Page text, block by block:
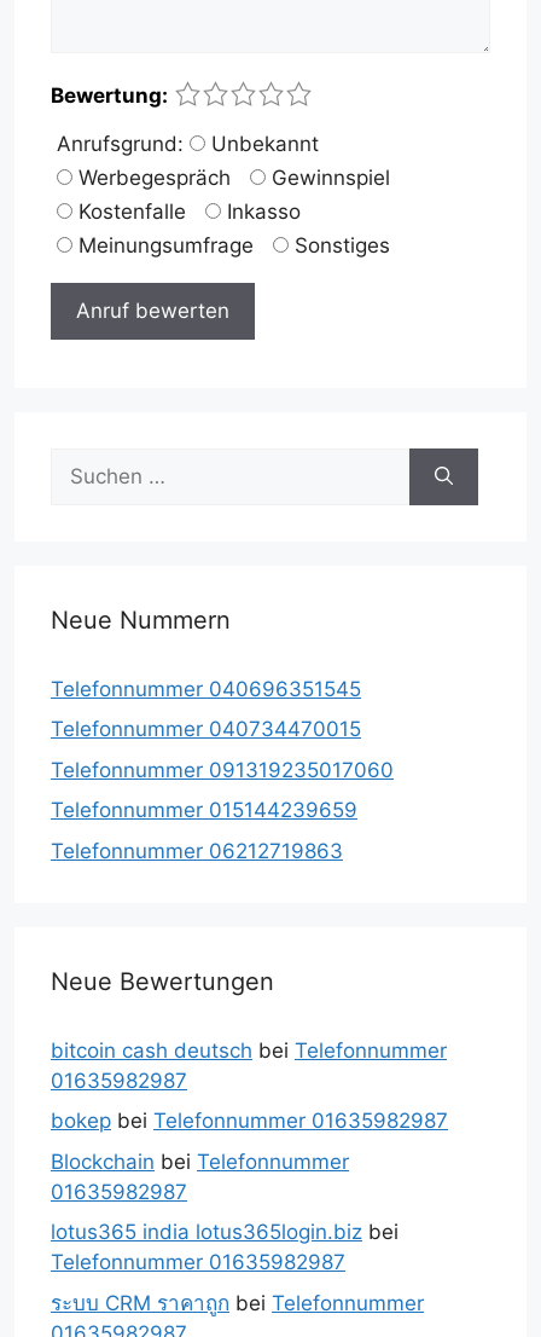
Name
E-
Adresse
Website
Bewertung: 5
4
3
2
1
Anrufsgrund:
Unbekannt
Werbegespräch
Gewinnspiel
Kostenfalle
Inkasso
Meinungsumfrage
Sonstiges
nach:
Neue Nummern
Telefonnummer 040696351545
Telefonnummer 040734470015
Telefonnummer 091319235017060
Telefonnummer 015144239659
Telefonnummer 06212719863
Neue Bewertungen
bitcoin cash deutsch bei Telefonnummer
01635982987
bokep bei Telefonnummer 01635982987
Blockchain bei Telefonnummer
01635982987
lotus365 india lotus365login.biz bei
Telefonnummer 01635982987
ระบบ CRM ราคาถูก bei Telefonnummer